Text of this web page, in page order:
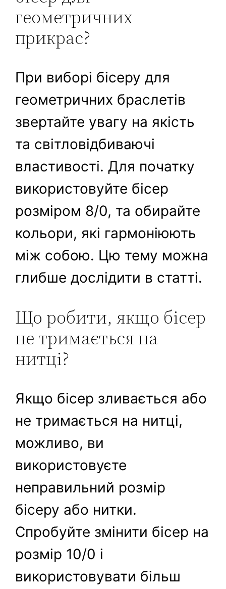
геометричних
прикрас?
При виборі бісеру для
геометричних браслетів
звертайте увагу на якість
та світловідбиваючі
властивості. Для початку
використовуйте бісер
розміром 8/0, та обирайте
кольори, які гармоніюють
між собою. Цю тему можна
глибше дослідити в статті.
Що робити, якщо бісер
не тримається на
нитці?
Якщо бісер зливається або
не тримається на нитці,
можливо, ви
використовуєте
неправильний розмір
бісеру або нитки.
Спробуйте змінити бісер на
розмір 10/0 і
використовувати більш